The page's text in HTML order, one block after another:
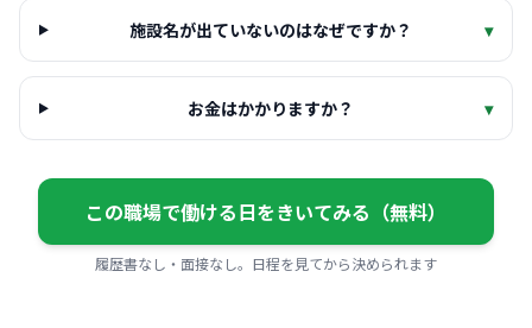
施設名が出ていないのはなぜですか？ ▾
お金はかかりますか？ ▾
この職場で働ける日をきいてみる（無料）
履歴書なし・面接なし。日程を見てから決められます